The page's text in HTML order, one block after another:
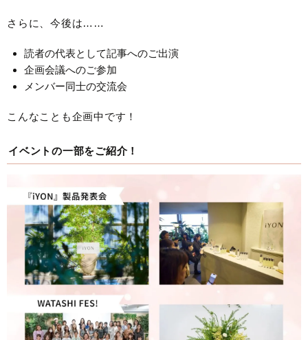
さらに、今後は……
読者の代表として記事へのご出演
企画会議へのご参加
メンバー同士の交流会
こんなことも企画中です！
イベントの一部をご紹介！